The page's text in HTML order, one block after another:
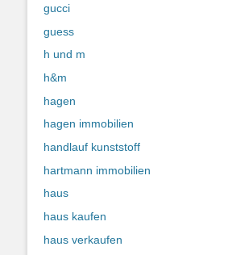
gucci
guess
h und m
h&m
hagen
hagen immobilien
handlauf kunststoff
hartmann immobilien
haus
haus kaufen
haus verkaufen